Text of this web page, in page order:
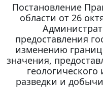
Постановление
области от 26
предоставления
изменению границ
значения,
разведки и